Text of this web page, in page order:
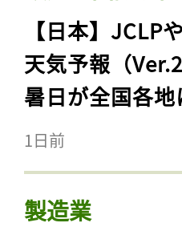
【日本】JCLP
天気予報（
暑日が全国各地
1日前
製造業